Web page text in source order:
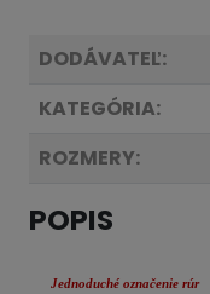
DODÁVATEĽ:
KATEGÓRIA:
ROZMERY:
POPIS
Jednoduché označenie rúr